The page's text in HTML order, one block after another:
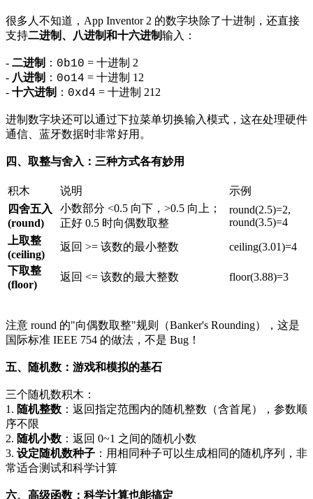
很多人不知道，App Inventor 2 的数字块除了十进制，还直接
支持二进制、八进制和十六进制输入：
- 二进制 ： 0b10 = 十进制 2
- 八进制 ： 0o14 = 十进制 12
- 十六进制 ： 0xd4 = 十进制 212
进制数字块还可以通过下拉菜单切换输入模式，这在处理硬件
通信、蓝牙数据时非常好用。
四、取整与舍入：三种方式各有妙用
积木 说明
示例
四舍五入
(round)
小数部分 <0.5 向下，>0.5 向上；
正好 0.5 时向偶数取整
round(2.5)=2,
round(3.5)=4
上取整
(ceiling)
返回 >= 该数的最小整数
ceiling(3.01)=4
下取整
(floor)
返回 <= 该数的最大整数 floor(3.88)=3
注意 round 的"向偶数取整"规则（Banker's Rounding），这是
国际标准 IEEE 754 的做法，不是 Bug！
五、随机数：游戏和模拟的基石
三个随机数积木：
1. 随机整数 ：返回指定范围内的随机整数（含首尾），参数顺
序不限
2. 随机小数 ：返回 0~1 之间的随机小数
3. 设定随机数种子 ：用相同种子可以生成相同的随机序列，非
常适合测试和科学计算
六、高级函数：科学计算也能搞定